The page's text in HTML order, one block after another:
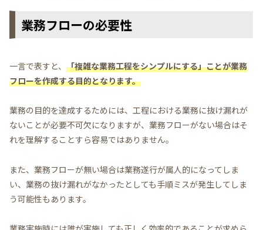
業務フローの必要性
一言で表すと、 「複雑な業務工程をシンプルにする」ことが業務
フローを作成する目的となります。
業務の目的を達成するためには、工程における業務に抜け漏れが
ないことが必要不可欠になりますが、業務フローがない場合はそ
れを理解することすら容易ではありません。
また、業務フローが無い場合は業務遂行が属人的になってしま
い、業務の抜け漏れがなかったとしても手順ミスが発生してしま
う可能性もあります。